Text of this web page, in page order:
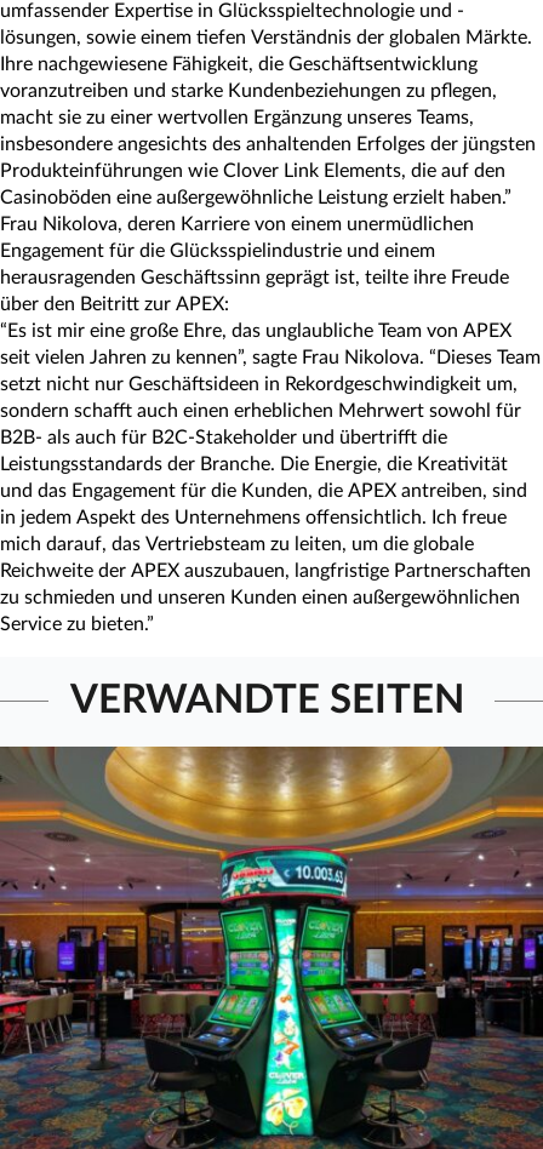
umfassender Expertise in Glücksspieltechnologie und -
lösungen, sowie einem tiefen Verständnis der globalen Märkte.
Ihre nachgewiesene Fähigkeit, die Geschäftsentwicklung
voranzutreiben und starke Kundenbeziehungen zu pflegen,
macht sie zu einer wertvollen Ergänzung unseres Teams,
insbesondere angesichts des anhaltenden Erfolges der jüngsten
Produkteinführungen wie Clover Link Elements, die auf den
Casinoböden eine außergewöhnliche Leistung erzielt haben.”
Frau Nikolova, deren Karriere von einem unermüdlichen
Engagement für die Glücksspielindustrie und einem
herausragenden Geschäftssinn geprägt ist, teilte ihre Freude
über den Beitritt zur APEX:
“Es ist mir eine große Ehre, das unglaubliche Team von APEX
seit vielen Jahren zu kennen”, sagte Frau Nikolova. “Dieses Team
setzt nicht nur Geschäftsideen in Rekordgeschwindigkeit um,
sondern schafft auch einen erheblichen Mehrwert sowohl für
B2B- als auch für B2C-Stakeholder und übertrifft die
Leistungsstandards der Branche. Die Energie, die Kreativität
und das Engagement für die Kunden, die APEX antreiben, sind
in jedem Aspekt des Unternehmens offensichtlich. Ich freue
mich darauf, das Vertriebsteam zu leiten, um die globale
Reichweite der APEX auszubauen, langfristige Partnerschaften
zu schmieden und unseren Kunden einen außergewöhnlichen
Service zu bieten.”
VERWANDTE SEITEN